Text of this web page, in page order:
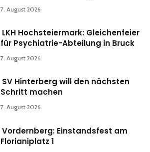
7. August 2026
LKH Hochsteiermark: Gleichenfeier
für Psychiatrie-Abteilung in Bruck
7. August 2026
SV Hinterberg will den nächsten
Schritt machen
7. August 2026
Vordernberg: Einstandsfest am
Florianiplatz 1